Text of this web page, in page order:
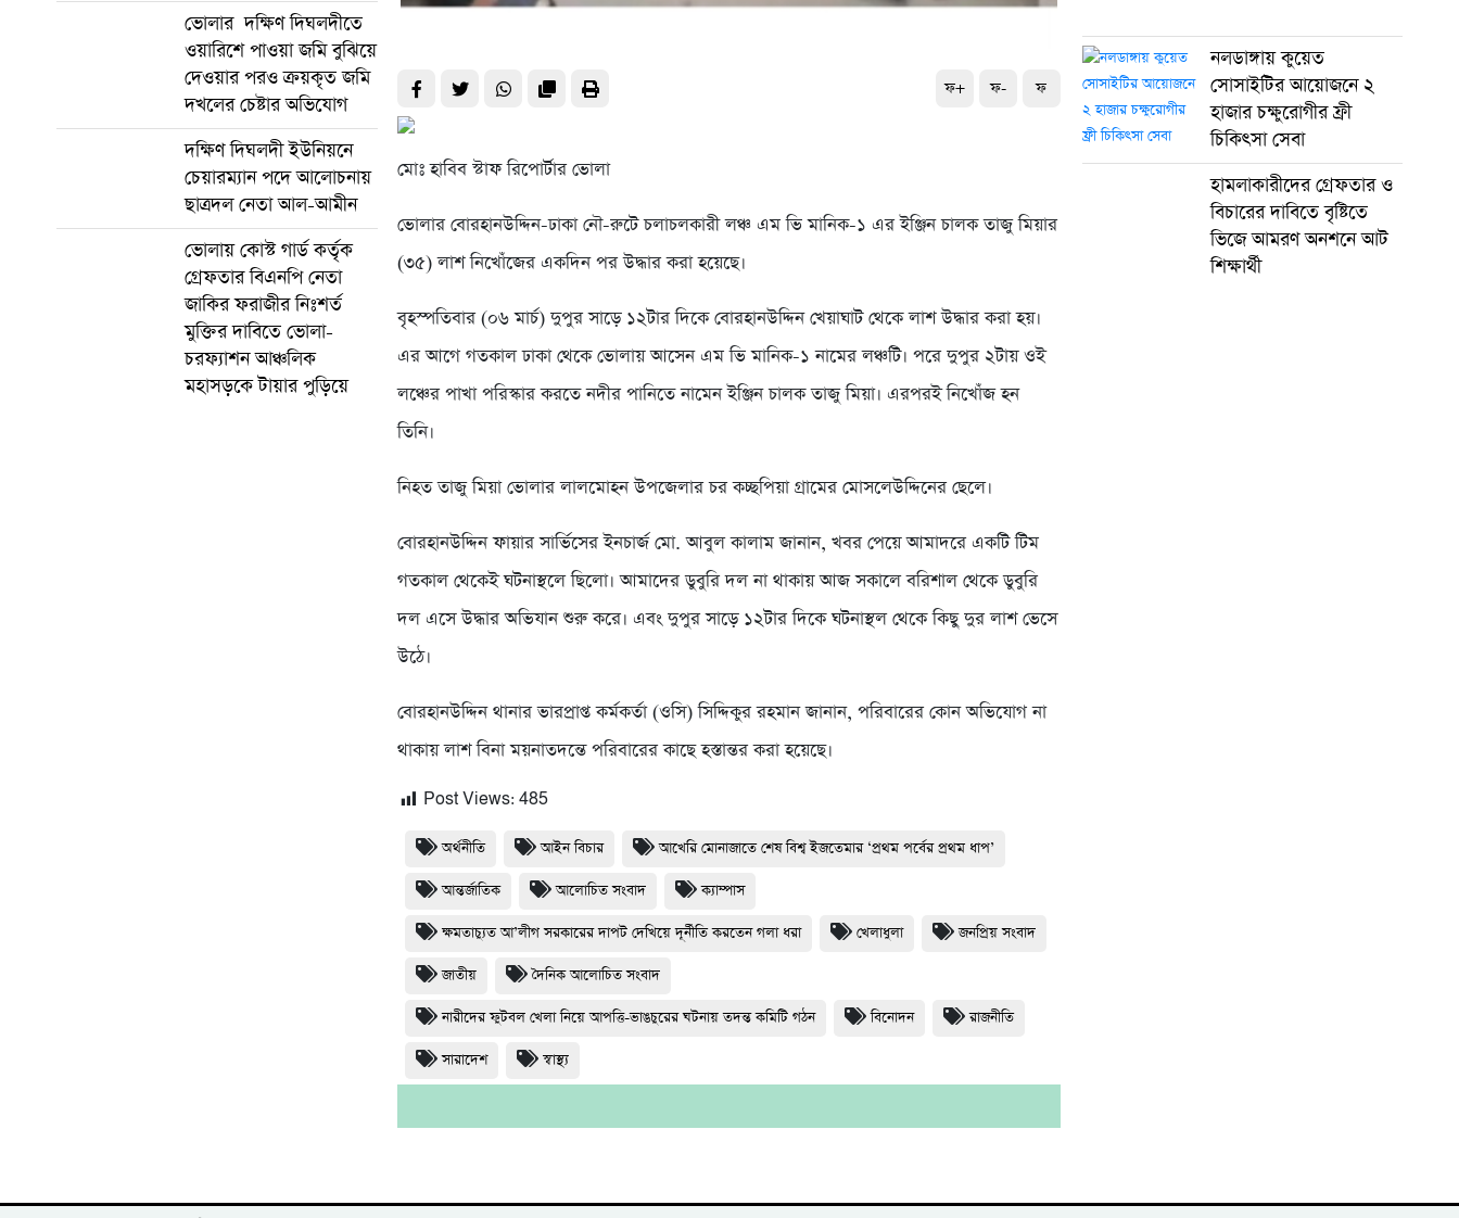
ভোলার দক্ষিণ দিঘলদীতে
ওয়ারিশে পাওয়া জমি বুঝিয়ে
দেওয়ার পরও ক্রয়কৃত জমি
দখলের চেষ্টার অভিযোগ
দক্ষিণ দিঘলদী ইউনিয়নে
চেয়ারম্যান পদে আলোচনায়
ছাত্রদল নেতা আল-আমীন
ভোলায় কোস্ট গার্ড কর্তৃক
গ্রেফতার বিএনপি নেতা
জাকির ফরাজীর নিঃশর্ত
মুক্তির দাবিতে ভোলা-
চরফ্যাশন আঞ্চলিক
মহাসড়কে টায়ার পুড়িয়ে
ফ+ ফ- ফ
মোঃ হাবিব স্টাফ রিপোর্টার ভোলা
ভোলার বোরহানউদ্দিন-ঢাকা নৌ-রুটে চলাচলকারী লঞ্চ এম ভি মানিক-১ এর ইঞ্জিন চালক তাজু মিয়ার
(৩৫) লাশ নিখোঁজের একদিন পর উদ্ধার করা হয়েছে।
বৃহস্পতিবার (০৬ মার্চ) দুপুর সাড়ে ১২টার দিকে বোরহানউদ্দিন খেয়াঘাট থেকে লাশ উদ্ধার করা হয়।
এর আগে গতকাল ঢাকা থেকে ভোলায় আসেন এম ভি মানিক-১ নামের লঞ্চটি। পরে দুপুর ২টায় ওই
লঞ্চের পাখা পরিস্কার করতে নদীর পানিতে নামেন ইঞ্জিন চালক তাজু মিয়া। এরপরই নিখোঁজ হন
তিনি।
নিহত তাজু মিয়া ভোলার লালমোহন উপজেলার চর কচ্ছপিয়া গ্রামের মোসলেউদ্দিনের ছেলে।
বোরহানউদ্দিন ফায়ার সার্ভিসের ইনচার্জ মো. আবুল কালাম জানান, খবর পেয়ে আমাদরে একটি টিম
গতকাল থেকেই ঘটনাস্থলে ছিলো। আমাদের ডুবুরি দল না থাকায় আজ সকালে বরিশাল থেকে ডুবুরি
দল এসে উদ্ধার অভিযান শুরু করে। এবং দুপুর সাড়ে ১২টার দিকে ঘটনাস্থল থেকে কিছু দুর লাশ ভেসে
উঠে।
বোরহানউদ্দিন থানার ভারপ্রাপ্ত কর্মকর্তা (ওসি) সিদ্দিকুর রহমান জানান, পরিবারের কোন অভিযোগ না
থাকায় লাশ বিনা ময়নাতদন্তে পরিবারের কাছে হস্তান্তর করা হয়েছে।
Post Views: 485
অর্থনীতি আইন বিচার আখেরি মোনাজাতে শেষ বিশ্ব ইজতেমার ‘প্রথম পর্বের প্রথম ধাপ’
আন্তর্জাতিক আলোচিত সংবাদ ক্যাম্পাস
ক্ষমতাচ্যুত আ’লীগ সরকারের দাপট দেখিয়ে দূর্নীতি করতেন গলা ধরা খেলাধুলা জনপ্রিয় সংবাদ
জাতীয় দৈনিক আলোচিত সংবাদ
নারীদের ফুটবল খেলা নিয়ে আপত্তি-ভাঙচুরের ঘটনায় তদন্ত কমিটি গঠন বিনোদন রাজনীতি
সারাদেশ স্বাস্থ্য
নলডাঙ্গায় কুয়েত
সোসাইটির আয়োজনে ২
হাজার চক্ষুরোগীর ফ্রী
চিকিৎসা সেবা
হামলাকারীদের গ্রেফতার ও
বিচারের দাবিতে বৃষ্টিতে
ভিজে আমরণ অনশনে আট
শিক্ষার্থী